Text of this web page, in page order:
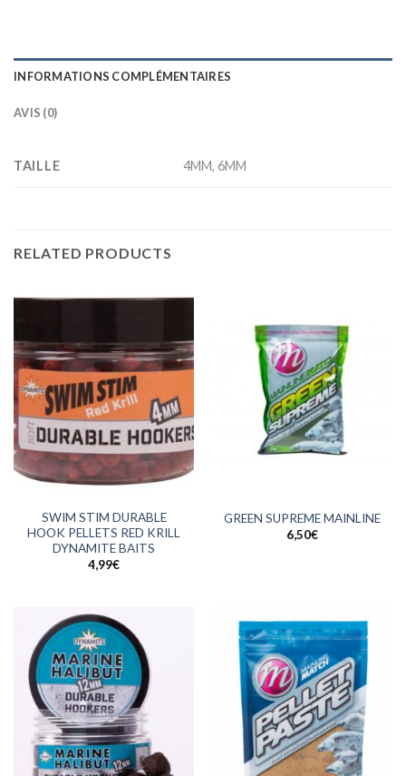
INFORMATIONS COMPLÉMENTAIRES
AVIS (0)
TAILLE 4MM, 6MM
RELATED PRODUCTS
SWIM STIM DURABLE
HOOK PELLETS RED KRILL
DYNAMITE BAITS
4,99€
GREEN SUPREME MAINLINE
6,50€